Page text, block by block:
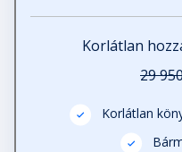
Félember egy
felén
Fejezet hossza:
A halál és a
Korlátlan
29
Korlátlan